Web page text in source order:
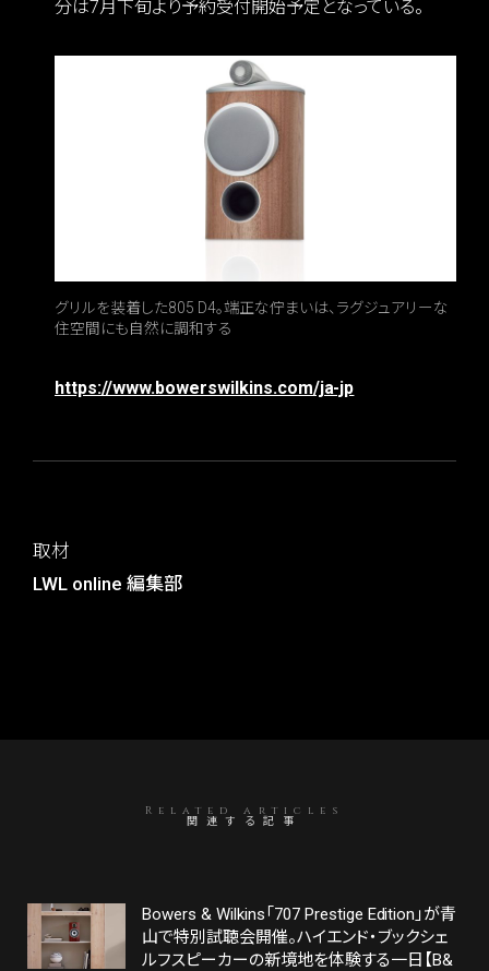
分は7月下旬より予約受付開始予定となっている。
グリルを装着した805 D4。端正な佇まいは、ラグジュアリーな
住空間にも自然に調和する
https://www.bowerswilkins.com/ja-jp
取材
LWL online 編集部
Related articles
関連する記事
Bowers & Wilkins「707 Prestige Edition」が青
山で特別試聴会開催。ハイエンド・ブックシェ
ルフスピーカーの新境地を体験する一日【B&